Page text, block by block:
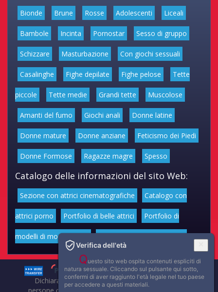
Bionde Brune Rosse Adolescenti Liceali
Bambole Incinta Pornostar Sesso di gruppo
Schizzare Masturbazione Con giochi sessuali
Casalinghe Fighe depilate Fighe pelose Tette
piccole Tette medie Grandi tette Muscolose
Amanti del fumo Giochi anali Donne latine
Donne mature Donne anziane Feticismo dei Piedi
Donne Formose Ragazze magre Spesso
Catalogo delle informazioni del sito Web:
Sezione con attrici cinematografiche Catalogo con
attrici porno Portfolio di belle attrici Portfolio di
modelli di moda volgari
Dichiarazione di non responsabilità: tutti i membri e le
Verifica dell'età
Questo sito web ospita contenuti espliciti di
natura sessuale. Cliccando sul pulsante qui sotto,
confermi di aver raggiunto l'età legale nel tuo paese
per accedere a questi materiali.